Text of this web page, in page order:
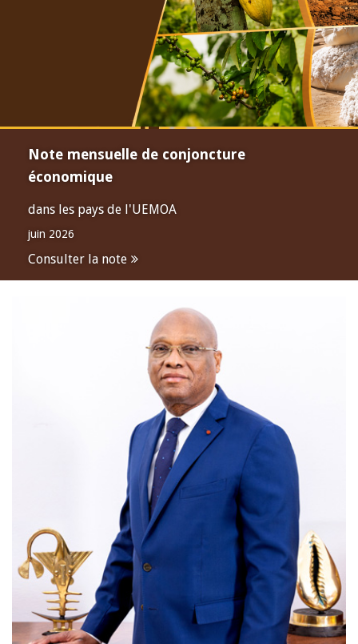
Note mensuelle de conjoncture
économique
dans les pays de l'UEMOA
juin 2026
Consulter la note